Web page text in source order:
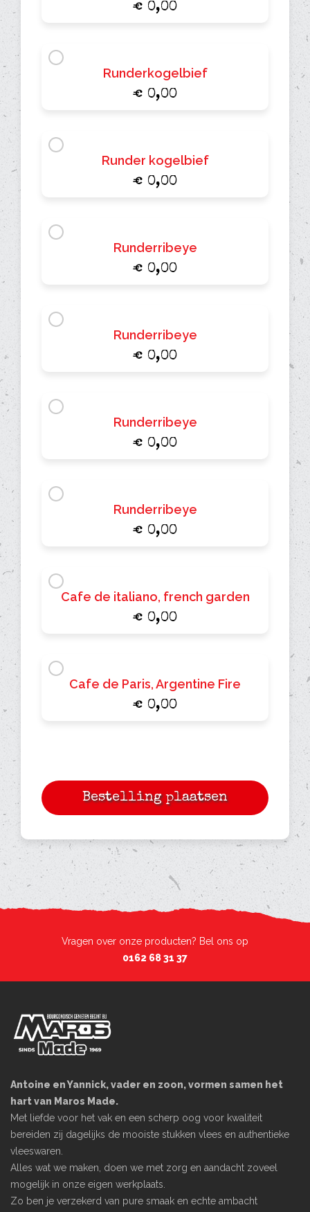
€ 0,00
Runderkogelbief
€ 0,00
Runder kogelbief
€ 0,00
Runderribeye
€ 0,00
Runderribeye
€ 0,00
Runderribeye
€ 0,00
Runderribeye
€ 0,00
Cafe de italiano, french garden
€ 0,00
Cafe de Paris, Argentine Fire
€ 0,00
Vragen over onze producten? Bel ons op
0162 68 31 37
Antoine en Yannick, vader en zoon, vormen samen het
hart van Maros Made.
Met liefde voor het vak en een scherp oog voor kwaliteit
bereiden zij dagelijks de mooiste stukken vlees en authentieke
vleeswaren.
Alles wat we maken, doen we met zorg en aandacht zoveel
mogelijk in onze eigen werkplaats.
Zo ben je verzekerd van pure smaak en echte ambacht